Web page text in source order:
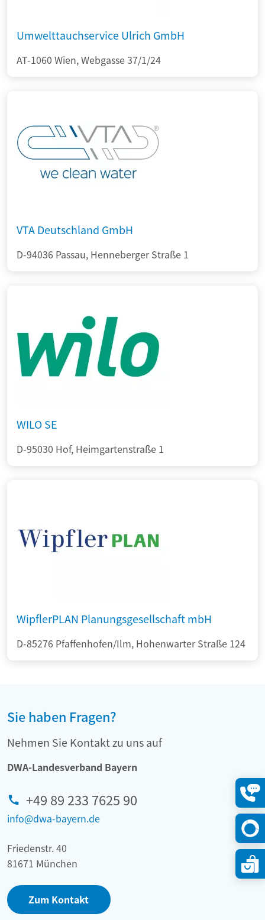
Umwelttauchservice Ulrich GmbH
AT-1060 Wien, Webgasse 37/1/24
VTA Deutschland GmbH
D-94036 Passau, Henneberger Straße 1
WILO SE
D-95030 Hof, Heimgartenstraße 1
WipflerPLAN Planungsgesellschaft mbH
D-85276 Pfaffenhofen/Ilm, Hohenwarter Straße 124
Sie haben Fragen?
Nehmen Sie Kontakt zu uns auf
DWA-Landesverband Bayern
+49 89 233 7625 90
info@dwa-bayern.de
Friedenstr. 40
81671 München
Zum Kontakt